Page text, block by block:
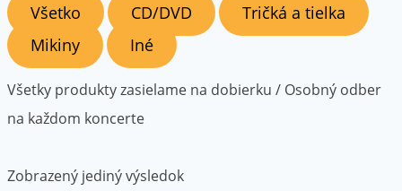
Všetko CD/DVD
Tričká a tielka
Mikiny
Iné
Všetky produkty zasielame na dobierku / Osobný odber
na každom koncerte
Zobrazený jediný výsledok